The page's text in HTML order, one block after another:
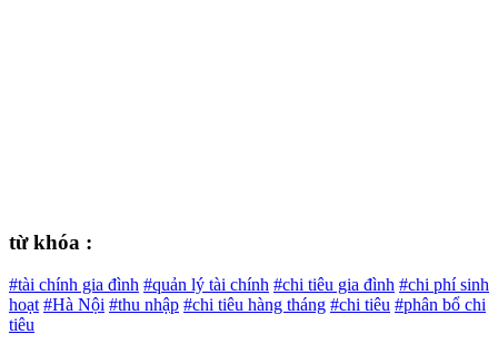
từ khóa :
#tài chính gia đình #quản lý tài chính #chi tiêu gia đình #chi phí sinh
hoạt #Hà Nội #thu nhập #chi tiêu hàng tháng #chi tiêu #phân bổ chi
tiêu